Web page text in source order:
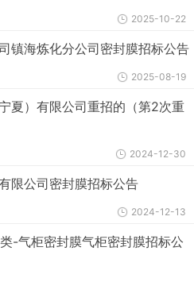
2025-10-22
镇海炼化分公司密封膜招标公告
2025-08-19
夏）有限公司重招的（第2次重
2024-12-30
限公司密封膜招标公告
2024-12-13
-气柜密封膜气柜密封膜招标公